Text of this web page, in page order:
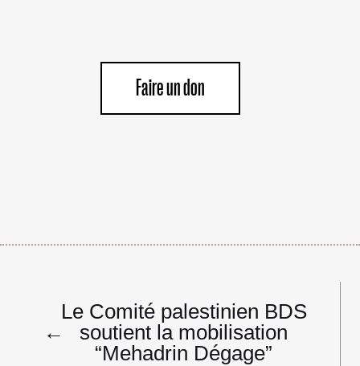
Faire un don
l’article
←
Le Comité palestinien BDS
soutient la mobilisation
“Mehadrin Dégage”